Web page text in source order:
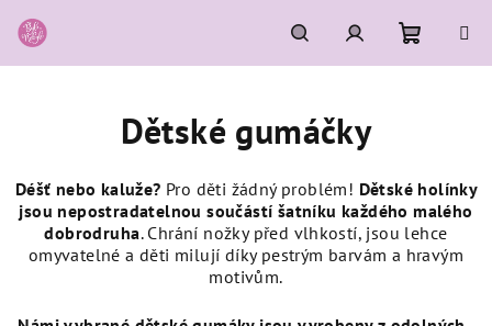
na
obsah
HledatPřihlášeníNákupní
Dětské gumáčky
Déšť nebo kaluže? Pro děti žádný problém! Dětské holínky
jsou nepostradatelnou součástí šatníku každého malého
dobrodruha. Chrání nožky před vlhkostí, jsou lehce
omyvatelné a děti milují díky pestrým barvám a hravým
motivům.